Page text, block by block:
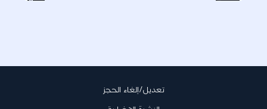
تعديل/إلغاء الحجز